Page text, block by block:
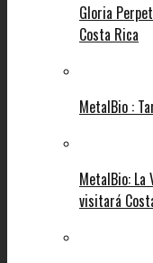
Gloria
Costa Rica
MetalBio :
MetalBio: La
visitará